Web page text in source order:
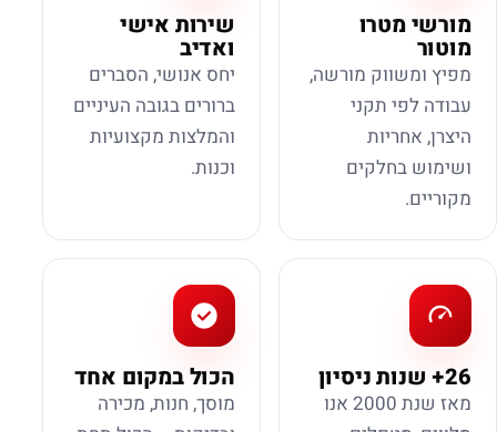
מורשי מטרו
מוטור
מפיץ ומשווק מורשה,
עבודה לפי תקני
היצרן, אחריות
ושימוש בחלקים
מקוריים.
שירות אישי
ואדיב
יחס אנושי, הסברים
ברורים בגובה העיניים
והמלצות מקצועיות
וכנות.
26+ שנות ניסיון
מאז שנת 2000 אנו
הכול במקום אחד
מוסך, חנות, מכירה